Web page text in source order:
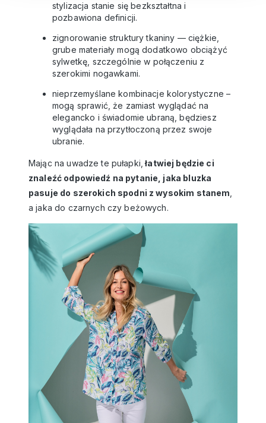
stylizacja stanie się bezkształtna i
pozbawiona definicji.
zignorowanie struktury tkaniny — ciężkie,
grube materiały mogą dodatkowo obciążyć
sylwetkę, szczególnie w połączeniu z
szerokimi nogawkami.
nieprzemyślane kombinacje kolorystyczne –
mogą sprawić, że zamiast wyglądać na
elegancko i świadomie ubraną, będziesz
wyglądała na przytłoczoną przez swoje
ubranie.
Mając na uwadze te pułapki, łatwiej będzie ci
znaleźć odpowiedź na pytanie, jaka bluzka
pasuje do szerokich spodni z wysokim stanem
a jaka do czarnych czy beżowych.